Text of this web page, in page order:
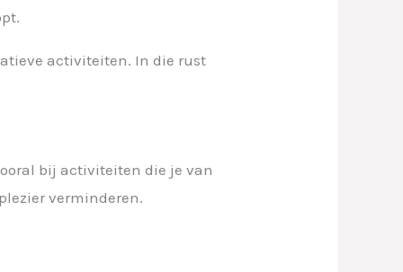
activiteiten. In die rust
bij activiteiten die je van
verminderen.